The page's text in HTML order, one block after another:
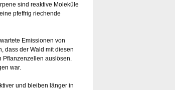
sind reaktive Moleküle
pfeffrig riechende
Emissionen von
dass der Wald mit diesen
auslösen.
war.
und bleiben länger in